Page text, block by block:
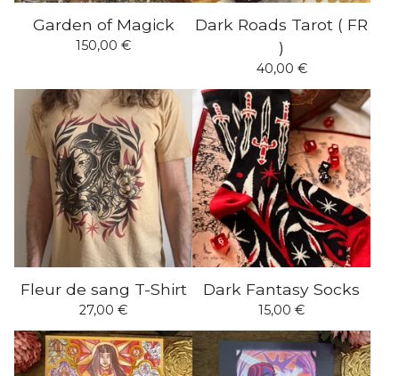
Garden of Magick
150,00 €
Dark Roads Tarot ( FR
)
40,00 €
Fleur de sang T-Shirt
27,00 €
Dark Fantasy Socks
15,00 €